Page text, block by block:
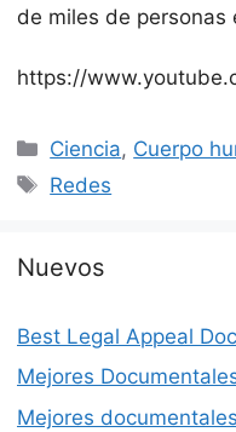
de miles de personas
https://
Categorías
Ciencia, Cuerpo
Etiquetas
Redes
Nuevos
Best Legal Appeal
Mejores
Mejores